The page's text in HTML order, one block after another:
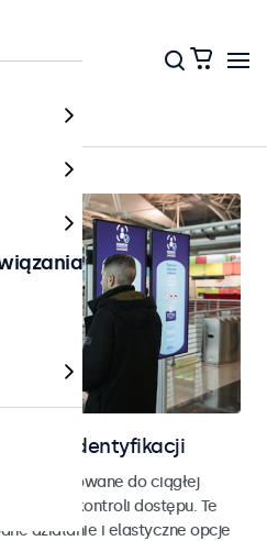
i identyfikacji
zaprojektowane do ciągłej
kontroli dostępu. Te
działanie i elastyczne opcje